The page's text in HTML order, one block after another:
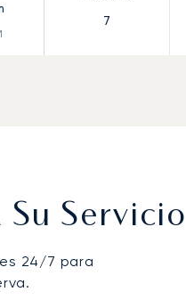
7
Servicio
24/7 para